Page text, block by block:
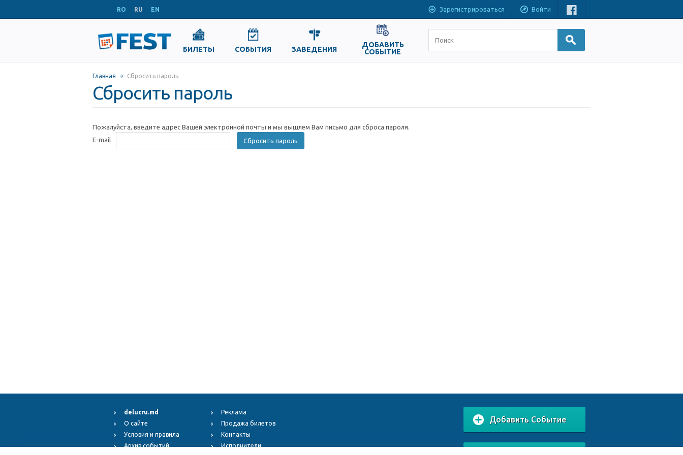
RO RU EN Зарегистрироваться Войти
БИЛЕТЫ СОБЫТИЯ ЗАВЕДЕНИЯ
ДОБАВИТЬ
СОБЫТИЕ
Главная Сбросить пароль
Сбросить пароль
Пожалуйста, введите адрес Вашей электронной почты и мы вышлем Вам письмо для сброса пароля.
E-mail
Сбросить пароль
delucru.md
О сайте
Условия и правила
Архив событий
Реклама
Продажа билетов
Контакты
Исполнители
Добавить Событие